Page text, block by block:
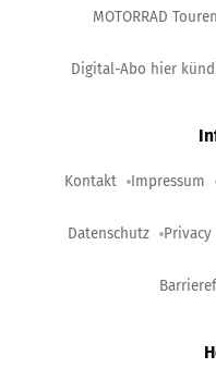
MOTORRAD
Digital-Abo hier
Kontakt Impressum
Datenschutz Privacy